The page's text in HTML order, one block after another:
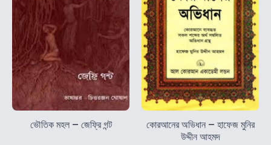
ভৌতিক মহল – জেফ্রি গন্ট
কোরআনের অভিধান – হাফেজ মুনির
উদ্দীন আহমদ